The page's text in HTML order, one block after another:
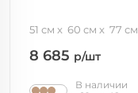
51 см 60 см 77 см
8 685 р/шт
В наличии